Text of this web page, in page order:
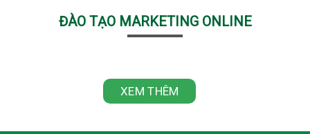
ĐÀO TẠO MARKETING ONLINE
XEM THÊM